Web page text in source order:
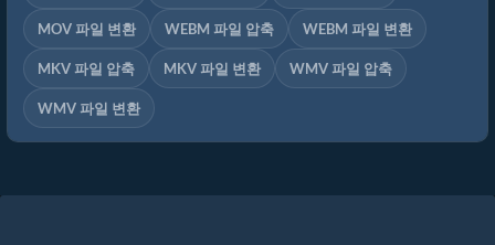
MOV 파일 변환 WEBM 파일 압축 WEBM 파일 변환
MKV 파일 압축 MKV 파일 변환 WMV 파일 압축
WMV 파일 변환